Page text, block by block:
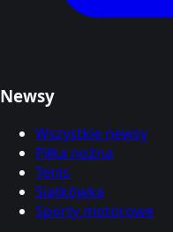
Newsy
Wszystkie newsy
Piłka nożna
Tenis
Siatkówka
Sporty motorowe